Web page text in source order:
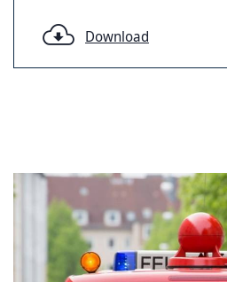
Download